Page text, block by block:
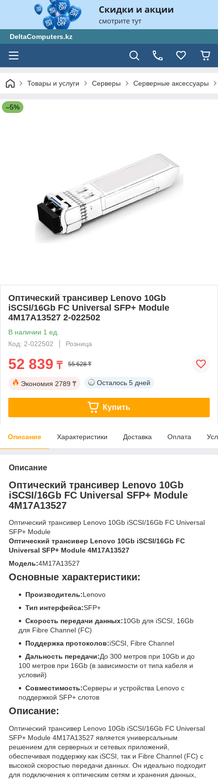
DeltaComputers.kz
Товары и услуги Серверы Серверные аксессуары
–5%
Оптический трансивер Lenovo 10Gb
iSCSI/16Gb FC Universal SFP+ Module
4M17A13527 2-022502
В наличии 1 ед.
Код: 2-022502
Розница
52 839 ₸ 55 628 ₸
Экономия 2789 ₸ Осталось 5 дней
Купить
Описание Характеристики Доставка Оплата
Описание
Оптический трансивер Lenovo 10Gb
iSCSI/16Gb FC Universal SFP+ Module
4M17A13527
Оптический трансивер Lenovo 10Gb iSCSI/16Gb FC Universal
SFP+ Module
Оптический трансивер Lenovo 10Gb iSCSI/16Gb FC
Universal SFP+ Module 4M17A13527
Модель:4M17A13527
Основные характеристики:
Производитель:Lenovo
Тип интерфейса:SFP+
Скорость передачи данных:10Gb для iSCSI, 16Gb
для Fibre Channel (FC)
Поддержка протоколов:iSCSI, Fibre Channel
Дальность передачи:До 300 метров при 10Gb и до
100 метров при 16Gb (в зависимости от типа кабеля и
условий)
Совместимость:Серверы и устройства Lenovo с
поддержкой SFP+ слотов
Описание:
Оптический трансивер Lenovo 10Gb iSCSI/16Gb FC Universal
SFP+ Module 4M17A13527 является универсальным
решением для серверных и сетевых приложений,
обеспечивая поддержку как iSCSI, так и Fibre Channel (FC) с
высокой скоростью передачи данных. Он идеально подходит
для подключения к оптическим сетям и хранения данных,